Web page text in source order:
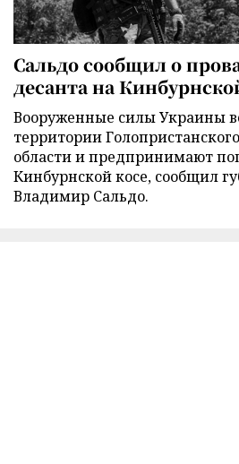
Сальдо сообщил о
десанта на
Вооруженные силы Украины
территории
области и предпринимают
Кинбурнской косе, сообщил
Владимир Сальдо.